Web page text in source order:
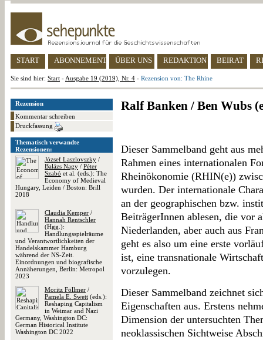
START ABONNEMENT ÜBER UNS REDAKTION BEIRAT
Sie sind hier: Start - Ausgabe 19 (2019), Nr. 4 - Rezension von: The Rhine
Rezension
Kommentar schreiben
Druckfassung
Thematisch verwandte
Rezensionen:
József Laszlovszky /
Balázs Nagy / Péter
Szabó et al. (eds.): The
Economy of Medieval
Hungary, Leiden / Boston: Brill
2018
Claudia Kemper /
Hannah Rentschler
(Hgg.):
Handlungsspielräume
und Verantwortlichkeiten der
Handelskammer Hamburg
während der NS-Zeit.
Einordnungen und biografische
Annäherungen, Berlin: Metropol
2023
Moritz Föllmer /
Pamela E. Swett (eds.):
Reshaping Capitalism
in Weimar and Nazi
Germany, Washington DC:
German Historical Institute
Washington DC 2022
Ralf Banken / Ben Wubs
Dieser Sammelband geht aus
Rahmen eines internationalen
Rheinökonomie (RHIN(e))
wurden. Der internationale
an der geographischen bzw.
BeiträgerInnen ablesen, die vor
Niederlanden, aber auch aus
geht es also um eine erste
ist, eine transnationale
vorzulegen.
Dieser Sammelband zeichnet
Eigenschaften aus. Erstens
Dimension der untersuchten
neoklassischen Sichtweise